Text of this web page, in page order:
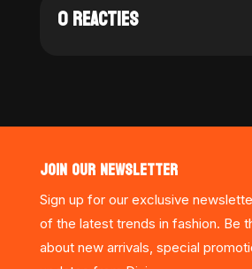
0 REACTIES
JOIN OUR NEWSLETTER
Sign up for our exclusive
of the latest trends in fashion. Be
about new arrivals, special